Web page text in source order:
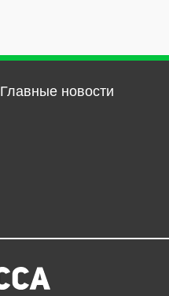
Главные новости